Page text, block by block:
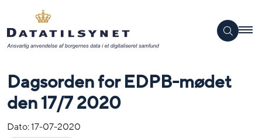
Dagsorden for EDPB-mødet
den 17/7 2020
Dato:17-07-2020